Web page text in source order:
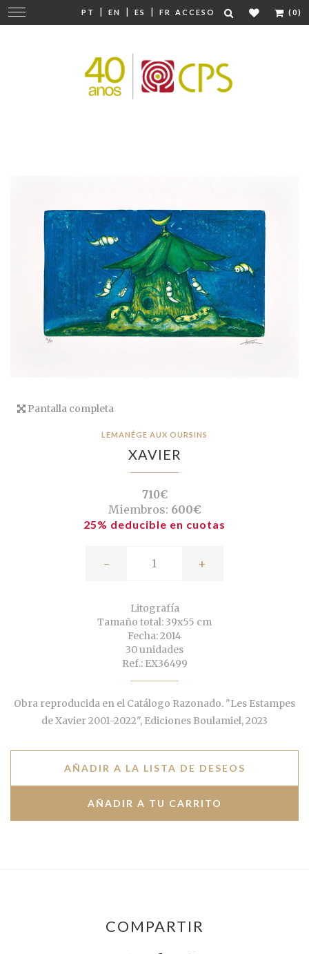
PT | EN | ES | FR ACCESO (0)
Cambiar
navegación
Pantalla completa
LEMANÉGE AUX OURSINS
XAVIER
710€
Miembros: 600€
25% deducible en cuotas
- +
Litografía
Tamaño total: 39x55 cm
Fecha: 2014
30 unidades
Ref.: EX36499
Obra reproducida en el Catálogo Razonado. "Les Estampes
de Xavier 2001-2022", Ediciones Boulamiel, 2023
AÑADIR A LA LISTA DE DESEOS
COMPARTIR